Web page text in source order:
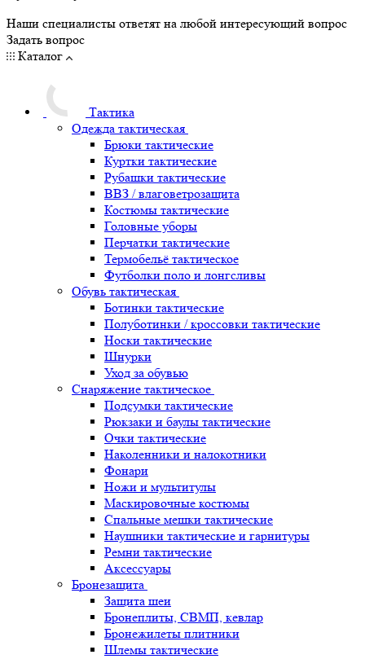
Наши специалисты ответят на любой интересующий вопрос
Задать вопрос
Каталог
Тактика
Одежда тактическая
Брюки тактические
Куртки тактические
Рубашки тактические
ВВЗ / влаговетрозащита
Костюмы тактические
Головные уборы
Перчатки тактические
Термобельё тактическое
Футболки поло и лонгсливы
Обувь тактическая
Ботинки тактические
Полуботинки / кроссовки тактические
Носки тактические
Шнурки
Уход за обувью
Снаряжение тактическое
Подсумки тактические
Рюкзаки и баулы тактические
Очки тактические
Наколенники и налокотники
Фонари
Ножи и мультитулы
Маскировочные костюмы
Спальные мешки тактические
Наушники тактические и гарнитуры
Ремни тактические
Аксессуары
Бронезащита
Защита шеи
Бронеплиты, СВМП, кевлар
Бронежилеты плитники
Шлемы тактические